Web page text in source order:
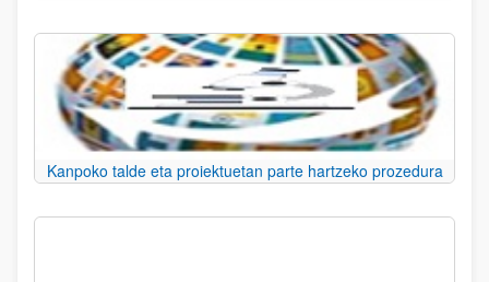
Kanpoko talde eta proiektuetan parte hartzeko prozedura